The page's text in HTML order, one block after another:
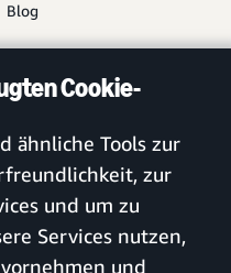
Cookie-
ähnliche Tools zur
zur
und um zu
Services nutzen,
und
Blog
Ihr Amazon Business
Kostenloses Konto erstellen
Bei bestehendem Konto
anmelden
Amazon Business-App